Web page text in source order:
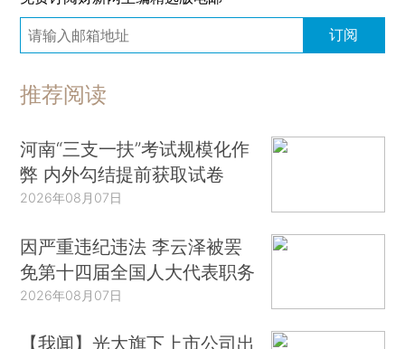
订阅
推荐阅读
河南“三支一扶”考试规模化作
弊 内外勾结提前获取试卷
2026年08月07日
因严重违纪违法 李云泽被罢
免第十四届全国人大代表职务
2026年08月07日
【我闻】光大旗下上市公司出